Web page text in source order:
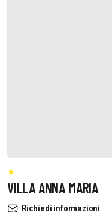
VILLA ANNA MARIA
Richiedi informazioni